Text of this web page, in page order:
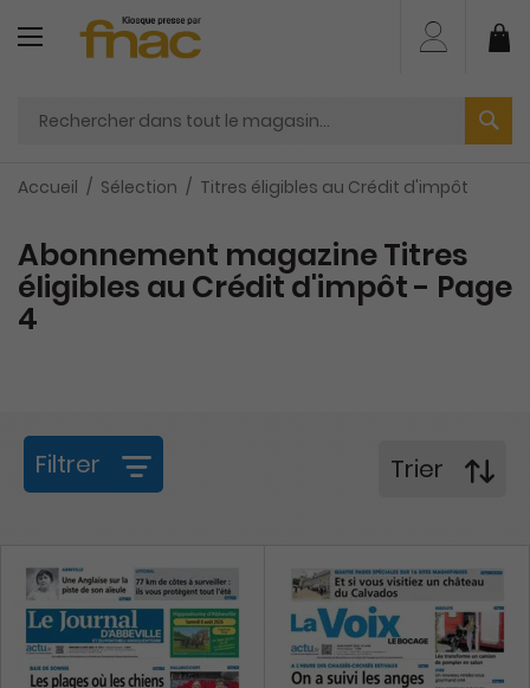
contenu
Accueil Sélection Titres éligibles au Crédit d'impôt
Abonnement magazine Titres
éligibles au Crédit d'impôt - Page
4
Filtrer Trier